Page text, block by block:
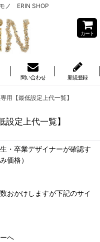
ノ ERIN SHOP
カート
問い合わせ 新規登録
用【最低設定上代一覧】
設定上代一覧】
・卒業デザイナーが確認す
価格）
おかけしますが下記のサイ
へ